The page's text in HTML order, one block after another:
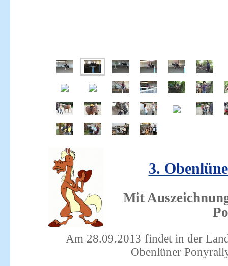
3.
Mit
Am 28.09.2013 findet in der
Obenlüner